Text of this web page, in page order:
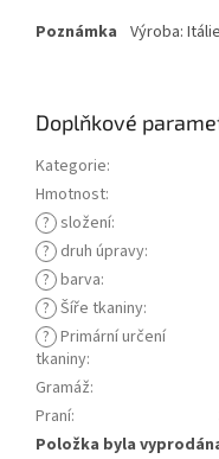
Poznámka Výroba: Itálie
Doplňkové
Kategorie:
Hmotnost:
? složení:
? druh úpravy:
? barva:
? Šíře tkaniny:
? Primární určení
tkaniny:
Gramáž:
Praní:
Položka byla